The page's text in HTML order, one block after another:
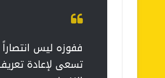
ففوزه ليس
تسعى لإعادة